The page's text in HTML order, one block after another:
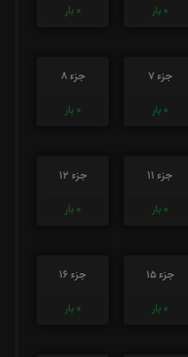
0 بار
0 بار
جزء 7
0 بار
جزء 8
0 بار
جزء 11
0 بار
جزء 12
0 بار
جزء 15
0 بار
جزء 16
0 بار